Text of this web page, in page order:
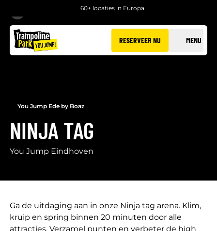
60+ locaties in Europa
RESERVEER NU MENU
You Jump Ede by Boaz
NINJA TAG
You Jump Eindhoven
Ga de uitdaging aan in onze Ninja tag arena. Klim,
kruip en spring binnen 20 minuten door alle
attracties. Verzamel punten en verbeter de high